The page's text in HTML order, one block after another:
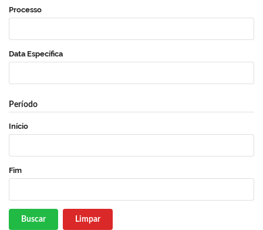
Processo
Data Específica
Período
Início
Fim
Buscar Limpar